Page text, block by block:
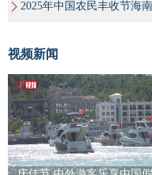
2025年中国农民丰收节海
视频新闻